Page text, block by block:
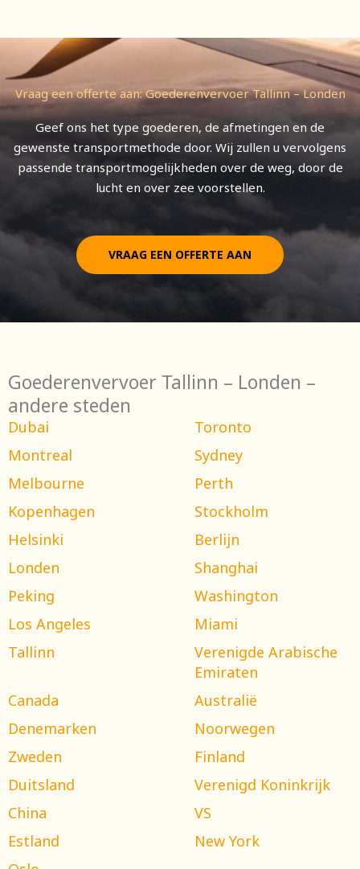
Vraag een offerte aan: Goederenvervoer Tallinn – Londen
Geef ons het type goederen, de afmetingen en de
gewenste transportmethode door. Wij zullen u vervolgens
passende transportmogelijkheden over de weg, door de
lucht en over zee voorstellen.
VRAAG EEN OFFERTE AAN
Goederenvervoer Tallinn – Londen –
andere steden
Dubai
Toronto
Montreal
Sydney
Melbourne
Perth
Kopenhagen
Stockholm
Helsinki
Berlijn
Londen
Shanghai
Peking
Washington
Los Angeles
Miami
Tallinn
Verenigde Arabische
Emiraten
Canada
Australië
Denemarken
Noorwegen
Zweden
Finland
Duitsland
Verenigd Koninkrijk
China
VS
Estland
New York